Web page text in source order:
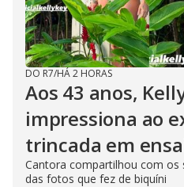
DO R7/HÁ 2 HORAS
Aos 43 anos,
impressiona ao
trincada em
Cantora compartilhou com os
das fotos que fez de biquíni